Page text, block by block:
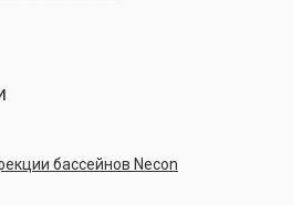
бассейнов Necon